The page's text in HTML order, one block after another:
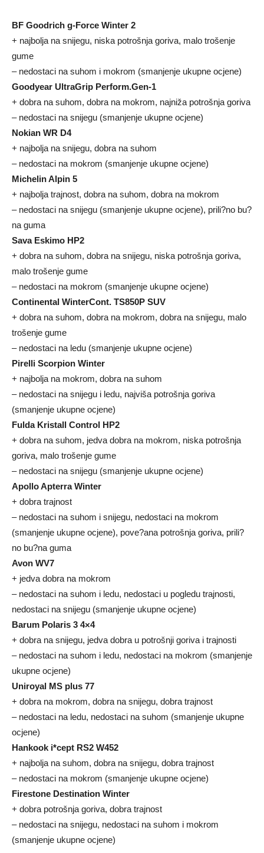
BF Goodrich g-Force Winter 2
+ najbolja na snijegu, niska potrošnja goriva, malo trošenje
gume
– nedostaci na suhom i mokrom (smanjenje ukupne ocjene)
Goodyear UltraGrip Perform.Gen-1
+ dobra na suhom, dobra na mokrom, najniža potrošnja goriva
– nedostaci na snijegu (smanjenje ukupne ocjene)
Nokian WR D4
+ najbolja na snijegu, dobra na suhom
– nedostaci na mokrom (smanjenje ukupne ocjene)
Michelin Alpin 5
+ najbolja trajnost, dobra na suhom, dobra na mokrom
– nedostaci na snijegu (smanjenje ukupne ocjene), prili?no bu?
na guma
Sava Eskimo HP2
+ dobra na suhom, dobra na snijegu, niska potrošnja goriva,
malo trošenje gume
– nedostaci na mokrom (smanjenje ukupne ocjene)
Continental WinterCont. TS850P SUV
+ dobra na suhom, dobra na mokrom, dobra na snijegu, malo
trošenje gume
– nedostaci na ledu (smanjenje ukupne ocjene)
Pirelli Scorpion Winter
+ najbolja na mokrom, dobra na suhom
– nedostaci na snijegu i ledu, najviša potrošnja goriva
(smanjenje ukupne ocjene)
Fulda Kristall Control HP2
+ dobra na suhom, jedva dobra na mokrom, niska potrošnja
goriva, malo trošenje gume
– nedostaci na snijegu (smanjenje ukupne ocjene)
Apollo Apterra Winter
+ dobra trajnost
– nedostaci na suhom i snijegu, nedostaci na mokrom
(smanjenje ukupne ocjene), pove?ana potrošnja goriva, prili?
no bu?na guma
Avon WV7
+ jedva dobra na mokrom
– nedostaci na suhom i ledu, nedostaci u pogledu trajnosti,
nedostaci na snijegu (smanjenje ukupne ocjene)
Barum Polaris 3 4×4
+ dobra na snijegu, jedva dobra u potrošnji goriva i trajnosti
– nedostaci na suhom i ledu, nedostaci na mokrom (smanjenje
ukupne ocjene)
Uniroyal MS plus 77
+ dobra na mokrom, dobra na snijegu, dobra trajnost
– nedostaci na ledu, nedostaci na suhom (smanjenje ukupne
ocjene)
Hankook i*cept RS2 W452
+ najbolja na suhom, dobra na snijegu, dobra trajnost
– nedostaci na mokrom (smanjenje ukupne ocjene)
Firestone Destination Winter
+ dobra potrošnja goriva, dobra trajnost
– nedostaci na snijegu, nedostaci na suhom i mokrom
(smanjenje ukupne ocjene)